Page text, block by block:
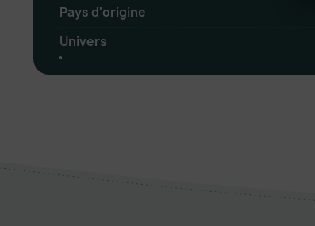
Pays d'origine
Univers